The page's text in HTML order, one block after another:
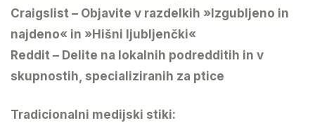
Craigslist – Objavite v razdelkih »Izgubljeno in
najdeno« in »Hišni ljubljenčki«
Reddit – Delite na lokalnih podredditih in v
skupnostih, specializiranih za ptice
Tradicionalni medijski stiki: